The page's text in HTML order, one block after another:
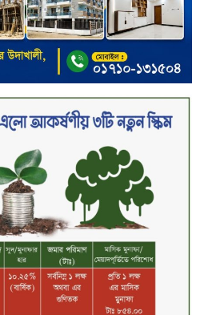
শেষ কার্যদিবসে লেনদেনের
শীর্ষে উঠে এসেছে শার্প
শেষ কার্যদিবসে দরপতনের
সেনা ইন্স্যুরেন্স
শেষ কার্যদিবসে দরবৃদ্ধির শীর্ষে
ইন্স্যুরেন্স
ওসমানীনগরে দুই বাসের
সংঘর্ষে ৮ জন নিহত
সালের মধ্যে বাংলাদেশের